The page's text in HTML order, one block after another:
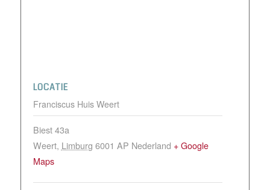
LOCATIE
Franciscus Huis Weert
Biest 43a
Weert, Limburg 6001 AP Nederland + Google
Maps